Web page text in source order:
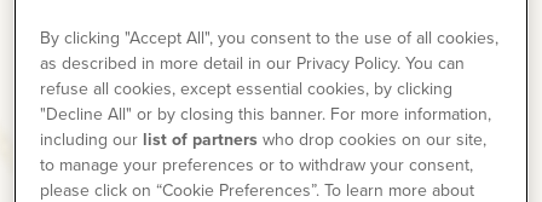
généralement par la morsure d'une tique
infectée. 2
By clicking "Accept All", you consent to the use of all cookies,
as described in more detail in our Privacy Policy. You can
refuse all cookies, except essential cookies, by clicking
"Decline All" or by closing this banner. For more information,
including our list of partners who drop cookies on our site,
to manage your preferences or to withdraw your consent,
please click on “Cookie Preferences”. To learn more about